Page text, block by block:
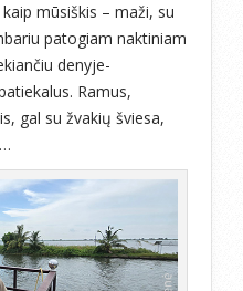
mūsiškis – maži, su
patogiam naktiniam
denyje-
Ramus,
gal su žvakių šviesa,